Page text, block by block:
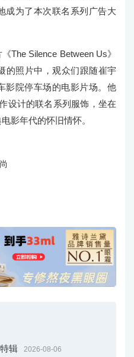
成为了本次联名系列广告大
The Silence Between Us》
的照片中，观众们跟随崔宇
影院停车场的电影片场。他
设计的联名系列服饰，坐在
影年代的怀旧情怀。
辑 2026-08-06